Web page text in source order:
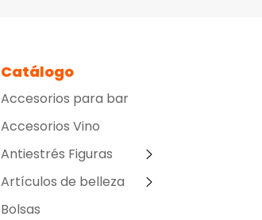
Catálogo
Accesorios para bar
Accesorios Vino
Antiestrés Figuras
Artículos de belleza
Bolsas